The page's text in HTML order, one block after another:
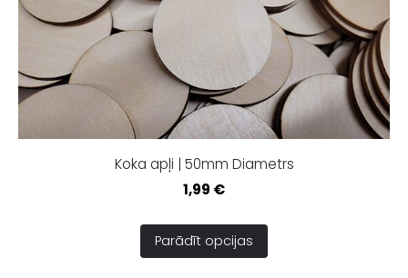
Koka apļi | 50mm Diametrs
1,99 €
Parādīt opcijas